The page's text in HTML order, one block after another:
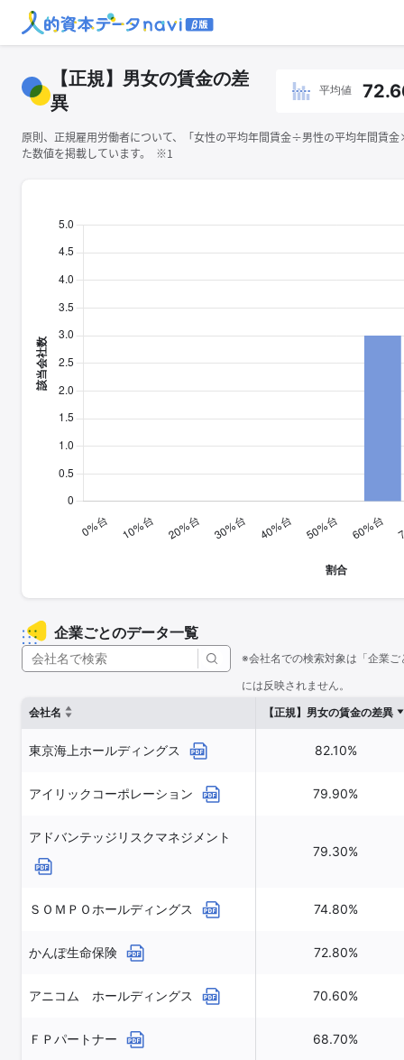
【正規】男女の賃金の差
異
平均値
原則、正規雇用労働者について、「女性の平均年間賃金÷男性の平均年間賃
た数値を掲載しています。 ※1
企業ごとのデータ一覧
※会社名での検索対象は「企業
には反映されません。
会社名
【正規】男女の賃金の差異
東京海上ホールディングス 82.10%
アイリックコーポレーション 79.90%
アドバンテッジリスクマネジメント
79.30%
ＳＯＭＰＯホールディングス 74.80%
かんぽ生命保険 72.80%
アニコム ホールディングス 70.60%
ＦＰパートナー 68.70%